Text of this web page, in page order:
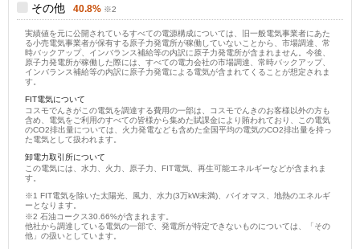
その他 40.8%
実績値を元に公開されているすべての電源構成については、旧一般電気事業者にあた
る小売電気事業者が保有する原子力発電所が稼働していないことから、市場調達、常
時バックアップ、インバランス補給等の内訳に原子力発電所が含まれません。今後、
原子力発電所が稼働した際には、すべての電力会社の市場調達、常時バックアップ、
インバランス補給等の内訳に原子力発電による電気が含まれてくることが想定されま
す。
FIT電気について
コスモでんきがこの電気を調達する費用の一部は、コスモでんきのお客様以外の方も
含め、電気をご利用のすべての皆様から集めた賦課金により賄われており、この電気
のCO2排出量については、火力発電なども含めた全国平均の電気のCO2排出量を持っ
た電気として扱われます。
卸電力取引所について
この電気には、水力、火力、原子力、FIT電気、再生可能エネルギーなどが含まれま
す。
FIT電気を除いた太陽光、風力、水力(3万kW未満)、バイオマス、地熱のエネルギ
ーとなります。
石油コークス30.66%が含まれます。
他社から調達している電気の一部で、発電所が特定できないものについては、「その
他」の扱いとしています。